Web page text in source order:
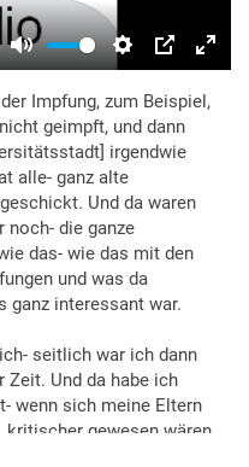
Impfung, zum Beispiel,
geimpft, und dann
irgendwie
alle- ganz alte
Und da waren
noch- die ganze
das- wie das mit den
und was da
ganz interessant war.
seitlich war ich dann
Zeit. Und da habe ich
wenn sich meine Eltern
gewesen wären
nicht impfen lassen,